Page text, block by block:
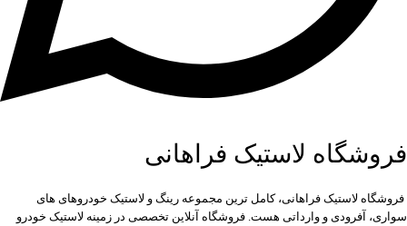
فروشگاه لاستیک فراهانی
فروشگاه لاستیک فراهانی، کامل ترین مجموعه رینگ و لاستیک خودروهای های
سواری، آفرودی و وارداتی هست. فروشگاه آنلاین تخصصی در زمینه لاستیک خودرو